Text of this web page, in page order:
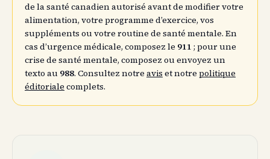
de la santé canadien autorisé avant de modifier votre
alimentation, votre programme d’exercice, vos
suppléments ou votre routine de santé mentale. En
cas d’urgence médicale, composez le 911 ; pour une
crise de santé mentale, composez ou envoyez un
texto au 988. Consultez notre avis et notre politique
éditoriale complets.